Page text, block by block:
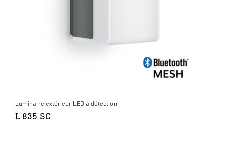
Luminaire extérieur LED à détection
L 835 SC